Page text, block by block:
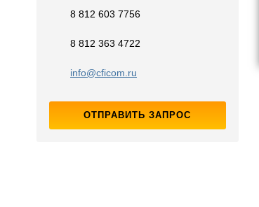
8 812 603 7756
8 812 363 4722
info@cficom.ru
ОТПРАВИТЬ ЗАПРОС